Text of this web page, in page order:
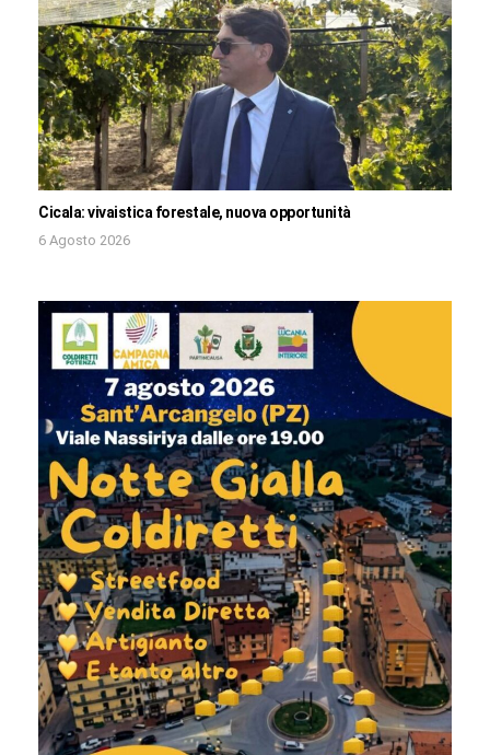
Cicala: vivaistica forestale, nuova opportunità
6 Agosto 2026